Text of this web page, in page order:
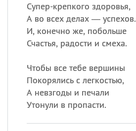
Супер-крепкого здоровья,
А во всех делах — успехов.
И, конечно же, побольше
Счастья, радости и смеха.
Чтобы все тебе вершины
Покорялись с легкостью,
А невзгоды и печали
Утонули в пропасти.